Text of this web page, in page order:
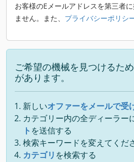
お客様のEメールアドレスを第三者
ません。また、 プライバシーポリシ
ご希望の機械を見つけるた
があります。
新しいオファーをメールで受
カテゴリー内の全ディーラー
ト を送信する
検索キーワードを変えてくだ
カテゴリ を検索する